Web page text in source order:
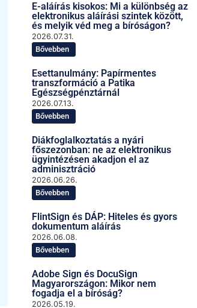
E-aláírás kisokos: Mi a különbség az
elektronikus aláírási szintek között,
és melyik véd meg a bíróságon?
2026.07.31.
Bővebben
Esettanulmány: Papírmentes
transzformáció a Patika
Egészségpénztárnál
2026.07.13.
Bővebben
Diákfoglalkoztatás a nyári
főszezonban: ne az elektronikus
ügyintézésen akadjon el az
adminisztráció
2026.06.26.
Bővebben
FlintSign és DÁP: Hiteles és gyors
dokumentum aláírás
2026.06.08.
Bővebben
Adobe Sign és DocuSign
Magyarországon: Mikor nem
fogadja el a bíróság?
2026.05.19.